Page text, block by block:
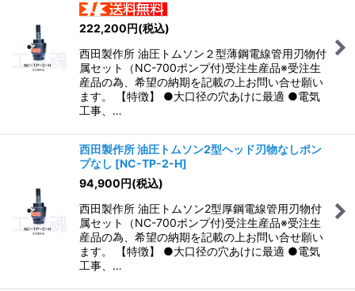
222,200円(税込)
西田製作所 油圧トムソン２型薄鋼電線管用刃物付
属セット（NC-700ポンプ付)受注生産品※受注生
産品の為、希望の納期を記載の上お問い合せ願い
ます。 【特徴】 ●大口径の穴あけに最適 ●電気
工事、…
西田製作所 油圧トムソン2型ヘッド刃物なしポン
プなし [NC-TP-2-H]
94,900円(税込)
西田製作所 油圧トムソン2型厚鋼電線管用刃物付
属セット（NC-700ポンプ付)受注生産品※受注生
産品の為、希望の納期を記載の上お問い合せ願い
ます。 【特徴】 ●大口径の穴あけに最適 ●電気
工事、…